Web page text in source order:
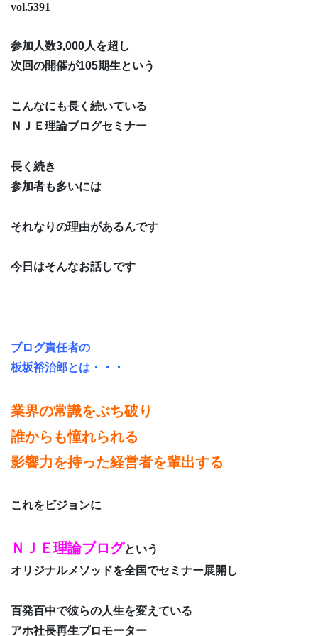
vol.5391
参加人数3,000人を超し
次回の開催が105期生という
こんなにも長く続いている
ＮＪＥ理論ブログセミナー
長く続き
参加者も多いには
それなりの理由があるんです
今日はそんなお話しです
ブログ責任者の
板坂裕治郎とは・・・
業界の常識をぶち破り
誰からも憧れられる
影響力を持った経営者を輩出する
これをビジョンに
ＮＪＥ理論ブログという
オリジナルメソッドを全国でセミナー展開し
百発百中で彼らの人生を変えている
アホ社長再生プロモーター